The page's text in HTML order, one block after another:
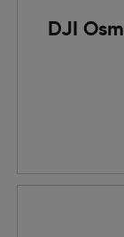
DJI